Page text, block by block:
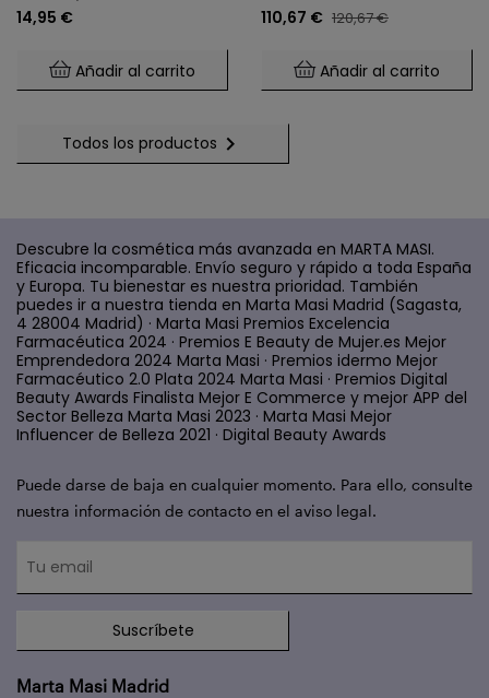
Inmunidad Y Bienestar
Masi
14,95 €
Añadir al carrito
110,67 € 120,67 €
Añadir al carrito
Todos los productos 
Descubre la cosmética más avanzada en MARTA MASI.
Eficacia incomparable. Envío seguro y rápido a toda España
y Europa. Tu bienestar es nuestra prioridad. También
puedes ir a nuestra tienda en Marta Masi Madrid (Sagasta,
4 28004 Madrid) · Marta Masi Premios Excelencia
Farmacéutica 2024 · Premios E Beauty de Mujer.es Mejor
Emprendedora 2024 Marta Masi · Premios idermo Mejor
Farmacéutico 2.0 Plata 2024 Marta Masi · Premios Digital
Beauty Awards Finalista Mejor E Commerce y mejor APP del
Sector Belleza Marta Masi 2023 · Marta Masi Mejor
Influencer de Belleza 2021 · Digital Beauty Awards
Puede darse de baja en cualquier momento. Para ello, consulte
nuestra información de contacto en el aviso legal.
Suscríbete
Marta Masi Madrid